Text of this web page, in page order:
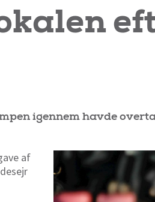
igennem havde
af